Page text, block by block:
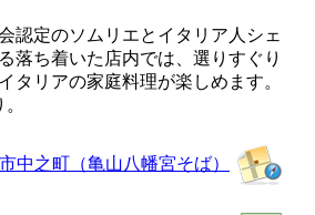
認定のソムリエとイタリア人シェ
落ち着いた店内では、選りすぐり
タリアの家庭料理が楽しめます。
中之町（亀山八幡宮そば）